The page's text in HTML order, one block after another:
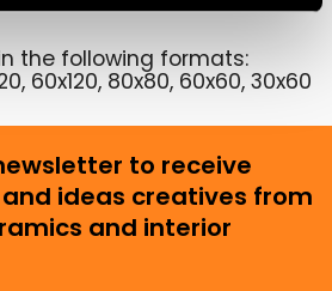
the following formats:
60x120, 80x80, 60x60, 30x60
to receive
ideas creatives from
and interior